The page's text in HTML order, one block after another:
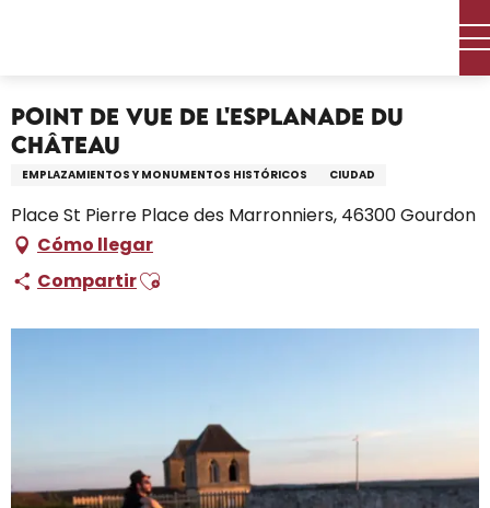
Point de vue de l'Esplanade du
Château
EMPLAZAMIENTOS Y MONUMENTOS HISTÓRICOS CIUDAD
Place St Pierre Place des Marronniers, 46300 Gourdon
Cómo llegar
CompartirAjouter aux favoris